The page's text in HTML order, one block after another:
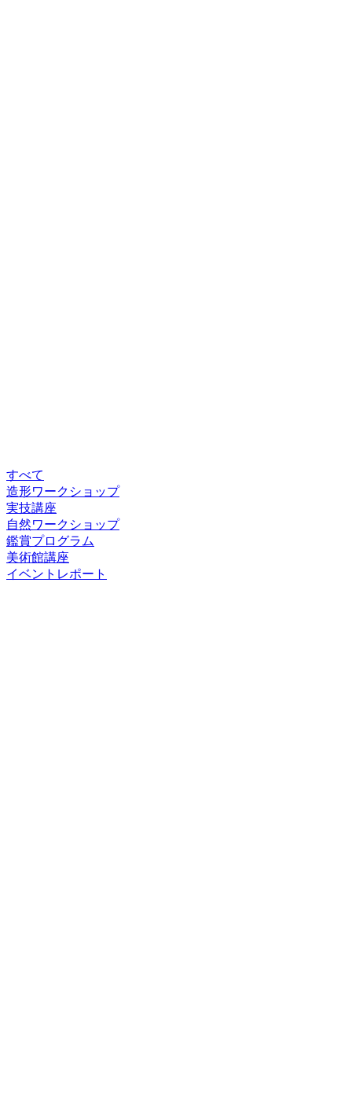
すべて
造形ワークショップ
実技講座
自然ワークショップ
鑑賞プログラム
美術館講座
イベントレポート